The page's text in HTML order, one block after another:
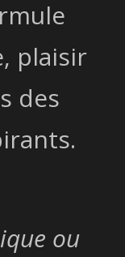
plaisir
des
ou